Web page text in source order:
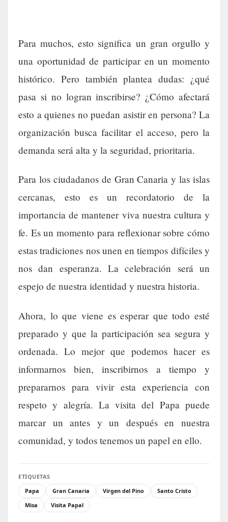
Para muchos, esto significa un gran orgullo y
una oportunidad de participar en un momento
histórico. Pero también plantea dudas: ¿qué
pasa si no logran inscribirse? ¿Cómo afectará
esto a quienes no puedan asistir en persona? La
organización busca facilitar el acceso, pero la
demanda será alta y la seguridad, prioritaria.
Para los ciudadanos de Gran Canaria y las islas
cercanas, esto es un recordatorio de la
importancia de mantener viva nuestra cultura y
fe. Es un momento para reflexionar sobre cómo
estas tradiciones nos unen en tiempos difíciles y
nos dan esperanza. La celebración será un
espejo de nuestra identidad y nuestra historia.
Ahora, lo que viene es esperar que todo esté
preparado y que la participación sea segura y
ordenada. Lo mejor que podemos hacer es
informarnos bien, inscribirnos a tiempo y
prepararnos para vivir esta experiencia con
respeto y alegría. La visita del Papa puede
marcar un antes y un después en nuestra
comunidad, y todos tenemos un papel en ello.
ETIQUETAS
Papa
Gran Canaria Virgen del Pino
Santo Cristo
Misa
Visita Papal